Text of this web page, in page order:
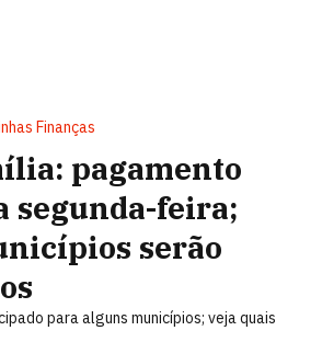
Finanças
pagamento
segunda-feira;
serão
para alguns municípios; veja quais